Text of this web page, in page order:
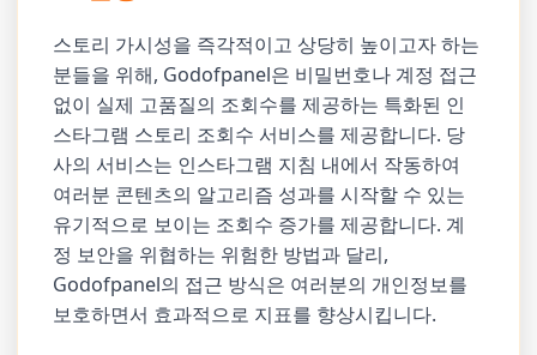
스토리 가시성을 즉각적이고 상당히 높이고자 하는
분들을 위해, Godofpanel은 비밀번호나 계정 접근
없이 실제 고품질의 조회수를 제공하는 특화된 인
스타그램 스토리 조회수 서비스를 제공합니다. 당
사의 서비스는 인스타그램 지침 내에서 작동하여
여러분 콘텐츠의 알고리즘 성과를 시작할 수 있는
유기적으로 보이는 조회수 증가를 제공합니다. 계
정 보안을 위협하는 위험한 방법과 달리,
Godofpanel의 접근 방식은 여러분의 개인정보를
보호하면서 효과적으로 지표를 향상시킵니다.